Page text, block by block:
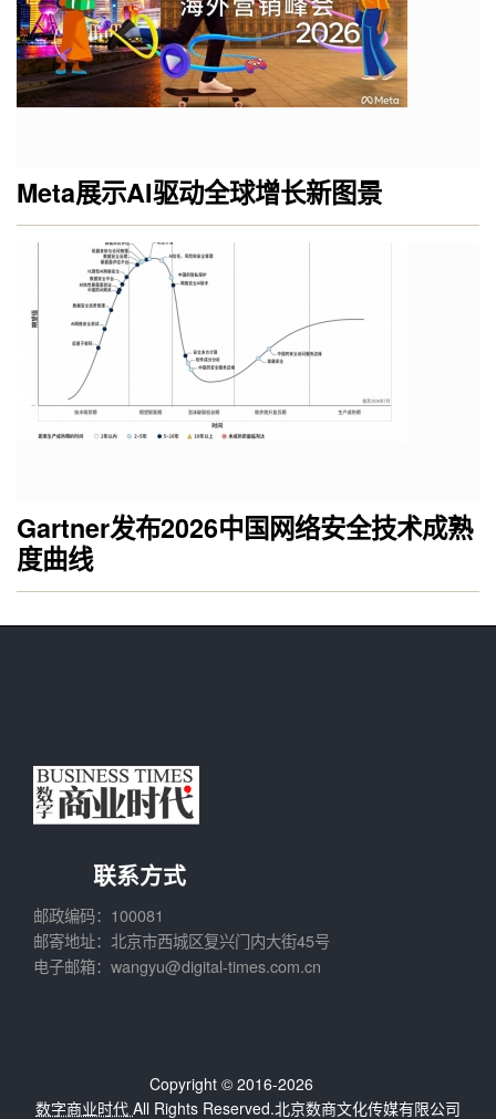
Meta展示AI驱动全球增长新图景
Gartner发布2026中国网络安全技术成熟
度曲线
联系方式
邮政编码：100081
邮寄地址：北京市西城区复兴门内大街45号
电子邮箱：wangyu@digital-times.com.cn
Copyright © 2016-2026
数字商业时代 All Rights Reserved.北京数商文化传媒有限公司